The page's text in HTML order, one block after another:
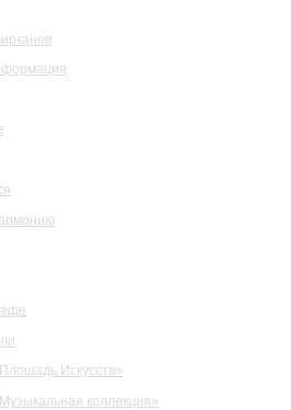
Искусств»
коллекция»